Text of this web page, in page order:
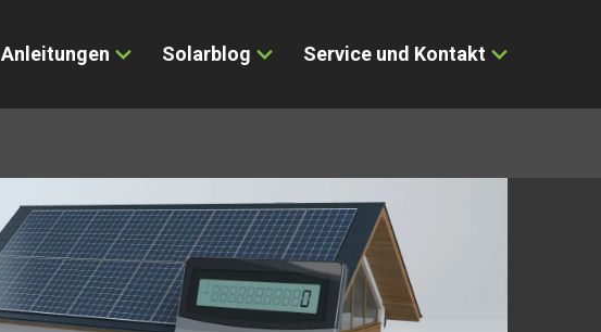
Anleitungen Solarblog Service und Kontakt